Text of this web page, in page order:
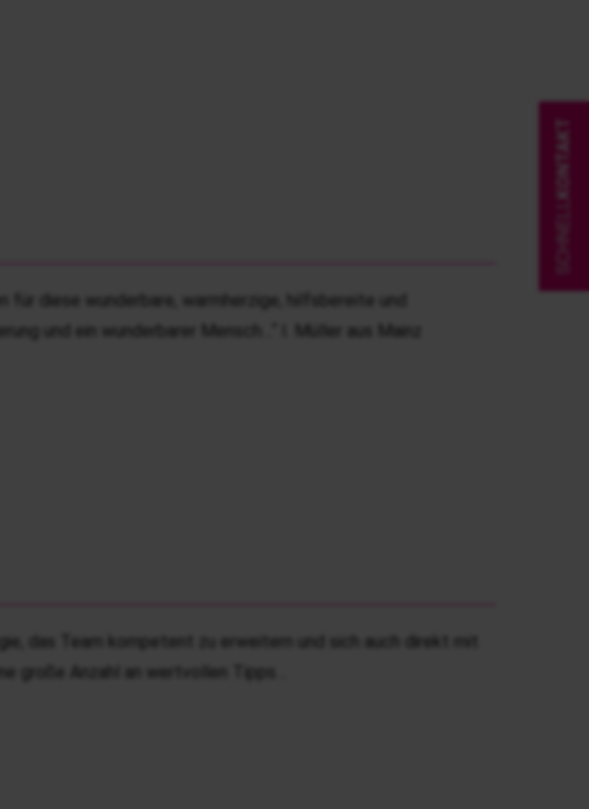
für diese wunderbare, warmherzige, hilfsbereite und
und ein wunderbarer Mensch…“ I. Müller aus Mainz
das Team kompetent zu erweitern und sich auch direkt mit
große Anzahl an wertvollen Tipps…
SCHNELL
KONTAKT